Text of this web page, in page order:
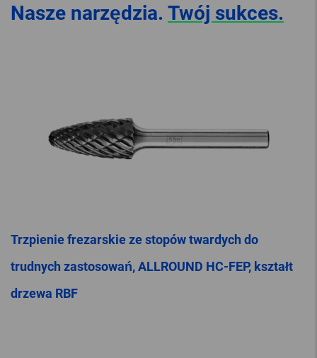
Nasze narzędzia. Twój sukces.
Trzpienie frezarskie ze stopów twardych do
trudnych zastosowań, ALLROUND HC-FEP, kształt
drzewa RBF